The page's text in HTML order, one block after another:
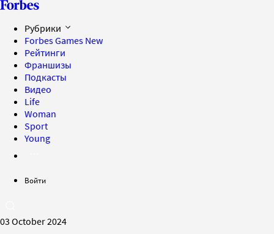
Рубрики
Forbes Games New
Рейтинги
Франшизы
Подкасты
Видео
Life
Woman
Sport
Young
Войти
03 October 2024